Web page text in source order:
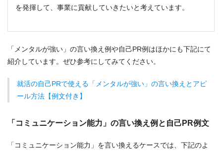
を発揮して、事業に貢献していきたいと考えています。
「メンタルが強い」の言い換え例や自己PR例はほかにも下記にて
紹介しています。ぜひ参考にしてみてください。
就活の自己PRで使える「メンタルが強い」の言い換えとアピ
ール方法【例文付き】
「コミュニケーション能力」の言い換え例と自己PR例文
「コミュニケーション能力」を言い換えるケースでは、下記のよ